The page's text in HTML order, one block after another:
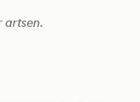
artsen.